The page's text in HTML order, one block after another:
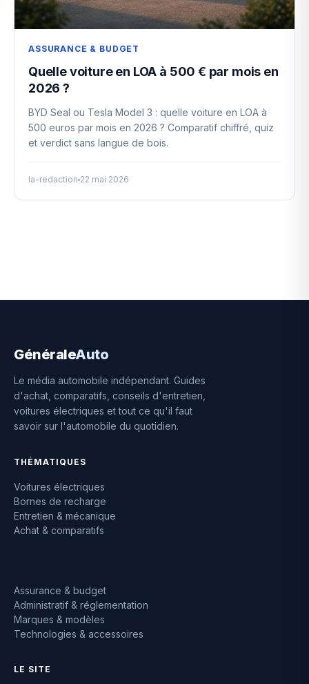
ASSURANCE & BUDGET
Quelle voiture en LOA à 500 € par mois en
2026 ?
BYD Seal ou Tesla Model 3 : quelle voiture en LOA à
500 euros par mois en 2026 ? Comparatif chiffré, quiz
et verdict sans langue de bois.
la-redaction 22 mai 2026
GénéraleAuto
Le média automobile indépendant. Guides
d'achat, comparatifs, conseils d'entretien,
voitures électriques et tout ce qu'il faut
savoir sur l'automobile du quotidien.
THÉMATIQUES
Voitures électriques
Bornes de recharge
Entretien & mécanique
Achat & comparatifs
Assurance & budget
Administratif & réglementation
Marques & modèles
Technologies & accessoires
LE SITE